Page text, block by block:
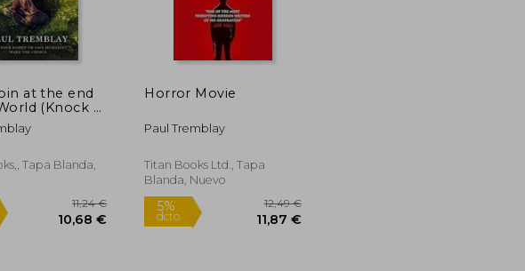
5%
dcto. 20,36 €
at the end
(Knock at
Save Your
Save
Tapa Blanda,
Horror Movie
Paul Tremblay
Titan Books Ltd., Tapa
Blanda, Nuevo